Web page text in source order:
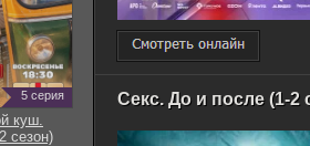
Секс. До и после (1-2
5 серия
куш.
сезон)